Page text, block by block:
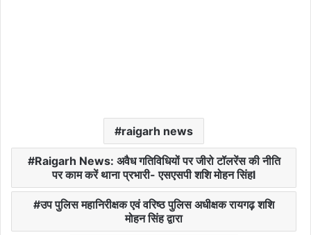
raigarh news
Raigarh News: अवैध गतिविधियों पर जीरो टॉलरेंस की नीति
पर काम करें थाना प्रभारी- एसएसपी शशि मोहन सिंहl
उप पुलिस महानिरीक्षक एवं वरिष्ठ पुलिस अधीक्षक रायगढ़ शशि
मोहन सिंह द्वारा